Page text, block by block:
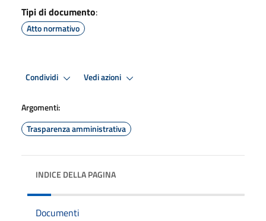
Tipi di documento:
Atto normativo
Condividi Vedi azioni
Argomenti:
Trasparenza amministrativa
INDICE DELLA PAGINA
Documenti